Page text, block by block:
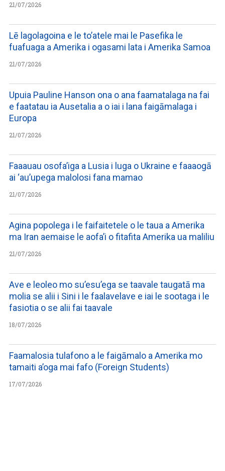
21/07/2026
Lē lagolagoina e le to’atele mai le Pasefika le
fuafuaga a Amerika i ogasami lata i Amerika Samoa
21/07/2026
Upuia Pauline Hanson ona o ana faamatalaga na fai
e faatatau ia Ausetalia a o iai i lana faigāmalaga i
Europa
21/07/2026
Faaauau osofa’iga a Lusia i luga o Ukraine e faaaogā
ai ‘au’upega malolosi fana mamao
21/07/2026
Agina popolega i le faifaitetele o le taua a Amerika
ma Iran aemaise le aofa’i o fitafita Amerika ua maliliu
21/07/2026
Ave e leoleo mo su’esu’ega se taavale taugatā ma
molia se alii i Sini i le faalavelave e iai le sootaga i le
fasiotia o se alii fai taavale
18/07/2026
Faamalosia tulafono a le faigāmalo a Amerika mo
tamaiti a’oga mai fafo (Foreign Students)
17/07/2026